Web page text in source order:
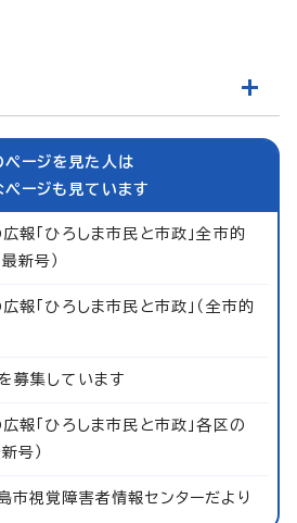
ページを見た人は
ページも見ています
報「ひろしま市民と市政」全市的
新号）
報「ひろしま市民と市政」（全市的
募集しています
報「ひろしま市民と市政」各区の
号）
視覚障害者情報センターだより